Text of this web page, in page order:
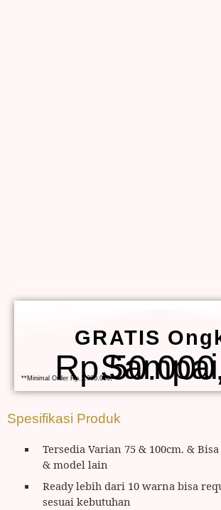
GRATIS
Sampai
**Minimal Order Rp.1.000.000,-
Spesifikasi Produk
Tersedia Varian 75 & 100cm. &
& model lain
Ready lebih dari 10 warna bisa
sesuai kebutuhan